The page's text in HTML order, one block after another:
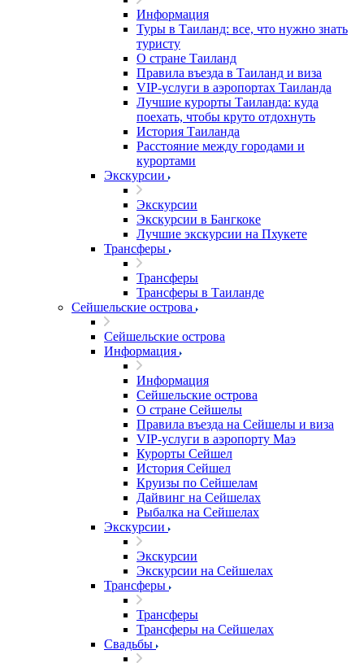
Информация
Туры в Таиланд: все, что нужно знать
туристу
О стране Таиланд
Правила въезда в Таиланд и виза
VIP-услуги в аэропортах Таиланда
Лучшие курорты Таиланда: куда
поехать, чтобы круто отдохнуть
История Таиланда
Расстояние между городами и
курортами
Экскурсии
Экскурсии
Экскурсии в Бангкоке
Лучшие экскурсии на Пхукете
Трансферы
Трансферы
Трансферы в Таиланде
Сейшельские острова
Сейшельские острова
Информация
Информация
Сейшельские острова
О стране Сейшелы
Правила въезда на Сейшелы и виза
VIP-услуги в аэропорту Маэ
Курорты Сейшел
История Сейшел
Круизы по Сейшелам
Дайвинг на Сейшелах
Рыбалка на Сейшелах
Экскурсии
Экскурсии
Экскурсии на Сейшелах
Трансферы
Трансферы
Трансферы на Сейшелах
Свадьбы